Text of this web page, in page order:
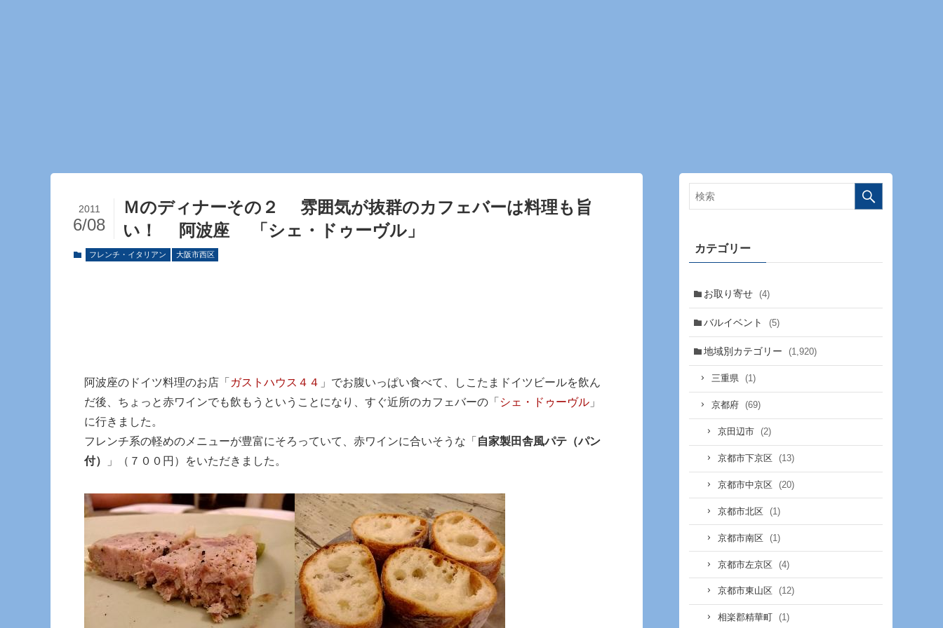
Ｍのディナーその２ 雰囲気が抜群のカフェバーは料理も旨
い！ 阿波座 「シェ・ドゥーヴル」
2011
6/08
フレンチ・イタリアン 大阪市西区
阿波座のドイツ料理のお店「 ガストハウス４４ 」でお腹いっぱい食べて、しこたまドイツビールを飲ん
だ後、ちょっと赤ワインでも飲もうということになり、すぐ近所のカフェバーの「 シェ・ドゥーヴル 」
に行きました。
フレンチ系の軽めのメニューが豊富にそろっていて、赤ワインに合いそうな「 自家製田舎風パテ（パン
付）
」（７００円）をいただきました。
カテゴリー
お取り寄せ (4)
バルイベント (5)
地域別カテゴリー (1,920)
三重県 (1)
京都府 (69)
京田辺市 (2)
京都市下京区 (13)
京都市中京区 (20)
京都市北区 (1)
京都市南区 (1)
京都市左京区 (4)
京都市東山区 (12)
相楽郡精華町 (1)